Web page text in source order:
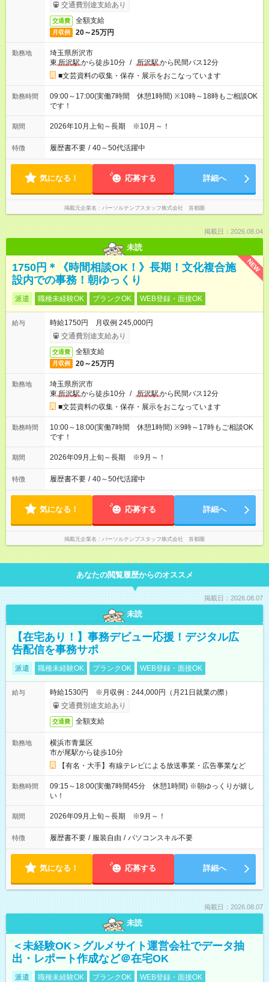
交通費別途支給あり
交通費 全額支給
月収例 20～25万円
勤務地
埼玉県所沢市
東 所沢駅から徒歩10分 / 所沢駅から民間バス12分
■文芸資料の収集・保存・展示をおこなっています
勤務時間
09:00～17:00(実働7時間 休憩1時間) ※10時～18時もご相談OK
です！
期間 2026年10月上旬～長期 ※10月～！
特徴 履歴書不要 / 40～50代活躍中
気になる！ 応募する 詳細へ
掲載元企業名 パーソルテンプスタッフ株式会社 首都圏
掲載日：2026.08.04
未読
NEW
1750円＊《時間相談OK！》長期！文化複合施
設内での事務！朝ゆっくり
派遣 職種未経験OK ブランクOK WEB登録・面接OK
給与
時給1750円 月収例 245,000円
交通費別途支給あり
交通費 全額支給
月収例 20～25万円
勤務地
埼玉県所沢市
東 所沢駅から徒歩10分 / 所沢駅から民間バス12分
■文芸資料の収集・保存・展示をおこなっています
勤務時間
10:00～18:00(実働7時間 休憩1時間) ※9時～17時もご相談OK
です！
期間 2026年09月上旬～長期 ※9月～！
特徴 履歴書不要 / 40～50代活躍中
気になる！ 応募する 詳細へ
掲載元企業名 パーソルテンプスタッフ株式会社 首都圏
あなたの閲覧履歴からのオススメ
掲載日：2026.08.07
未読
【在宅あり！】事務デビュー応援！デジタル広
告配信を事務サポ
派遣 職種未経験OK ブランクOK WEB登録・面接OK
給与
時給1530円 ※月収例：244,000円（月21日就業の際）
交通費別途支給あり
交通費 全額支給
勤務地
横浜市青葉区
市が尾駅から徒歩10分
【有名・大手】有線テレビによる放送事業・広告事業など
勤務時間
09:15～18:00(実働7時間45分 休憩1時間) ※朝ゆっくりが嬉し
い！
期間 2026年09月上旬～長期 ※9月～！
特徴 履歴書不要 / 服装自由 / パソコンスキル不要
気になる！ 応募する 詳細へ
掲載日：2026.08.07
未読
＜未経験OK＞グルメサイト運営会社でデータ抽
出・レポート作成など＠在宅OK
派遣 職種未経験OK ブランクOK WEB登録・面接OK